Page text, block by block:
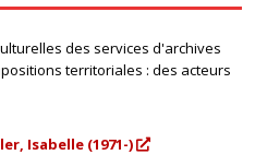
des services d'archives
territoriales : des acteurs
Isabelle (1971-)